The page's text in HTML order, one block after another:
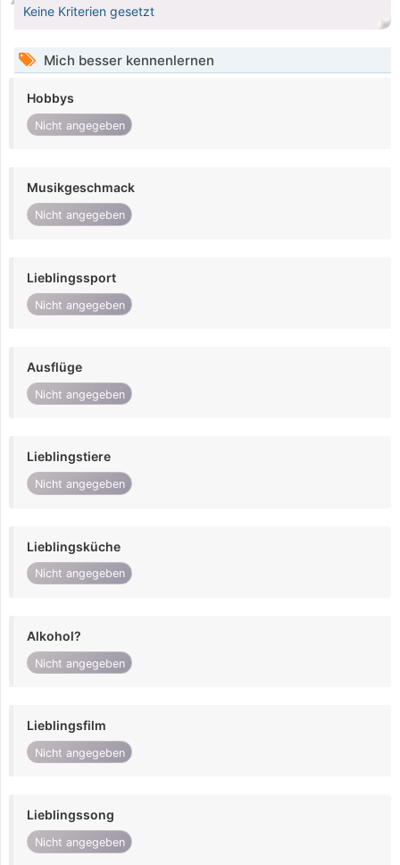
Keine Kriterien gesetzt
Mich besser kennenlernen
Hobbys
Nicht angegeben
Musikgeschmack
Nicht angegeben
Lieblingssport
Nicht angegeben
Ausflüge
Nicht angegeben
Lieblingstiere
Nicht angegeben
Lieblingsküche
Nicht angegeben
Alkohol?
Nicht angegeben
Lieblingsfilm
Nicht angegeben
Lieblingssong
Nicht angegeben